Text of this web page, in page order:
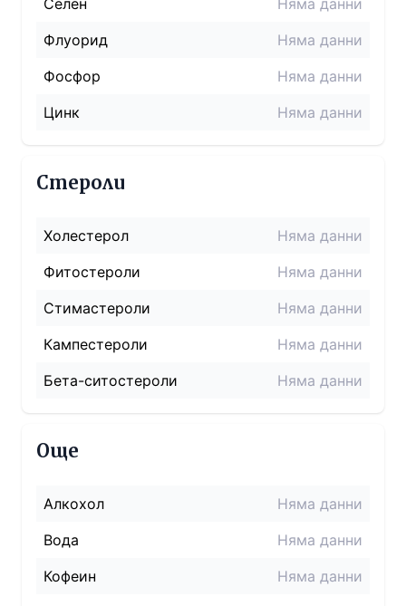
Селен
Няма данни
Флуорид
Няма данни
Фосфор
Няма данни
Цинк
Няма данни
Стероли
Холестерол
Няма данни
Фитостероли
Няма данни
Стимастероли
Няма данни
Кампестероли
Няма данни
Бета-ситостероли
Няма данни
Още
Алкохол
Няма данни
Вода
Няма данни
Кофеин
Няма данни